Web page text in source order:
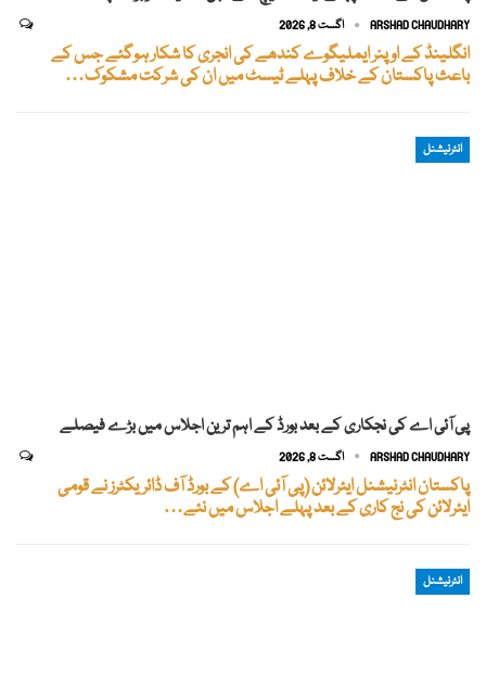
ARSHAD CHAUDHARY اگست 8, 2026
انگلینڈ کے اوپنر ایملیگوے کندھے کی انجری کا شکار ہوگئے جس کے
باعث پاکستان کے خلاف پہلے ٹیسٹ میں ان کی شرکت مشکوک…
انٹرنیشنل
پی آئی اے کی نجکاری کے بعد بورڈ کے اہم ترین اجلاس میں بڑے فیصلے
ARSHAD CHAUDHARY اگست 8, 2026
پاکستان انٹرنیشنل ایئرلائن (پی آئی اے) کے بورڈ آف ڈائریکٹرز نے قومی
ایئرلائن کی نج کاری کے بعد پہلے اجلاس میں نئے…
انٹرنیشنل